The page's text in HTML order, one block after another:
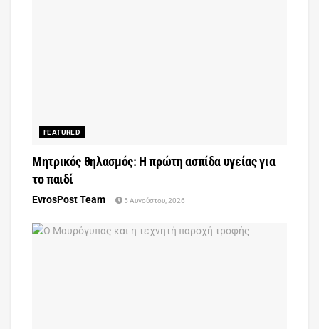
FEATURED
Μητρικός θηλασμός: Η πρώτη ασπίδα υγείας για
το παιδί
EvrosPost Team 5 Αυγούστου, 2026